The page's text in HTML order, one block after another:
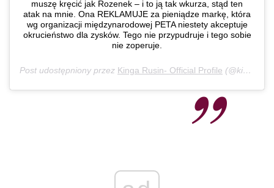
muszę kręcić jak Rozenek – i to ją tak wkurza, stąd ten
atak na mnie. Ona REKLAMUJE za pieniądze markę, która
wg organizacji międzynarodowej PETA niestety akceptuje
okrucieństwo dla zysków. Tego nie przypudruje i tego sobie
nie zoperuje.
Post udostępniony przez Kinga Rusin- Official Profile (@kingarusin)